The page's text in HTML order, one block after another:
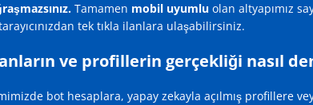
Tamamen mobil uyumlu olan altyapımız
tek tıkla ilanlara ulaşabilirsiniz.
ve profillerin gerçekliği nasıl
bot hesaplara, yapay zekayla açılmış profillere